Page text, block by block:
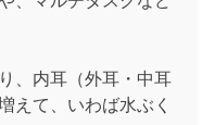
、内耳（外耳・中耳
えて、いわば水ぶく